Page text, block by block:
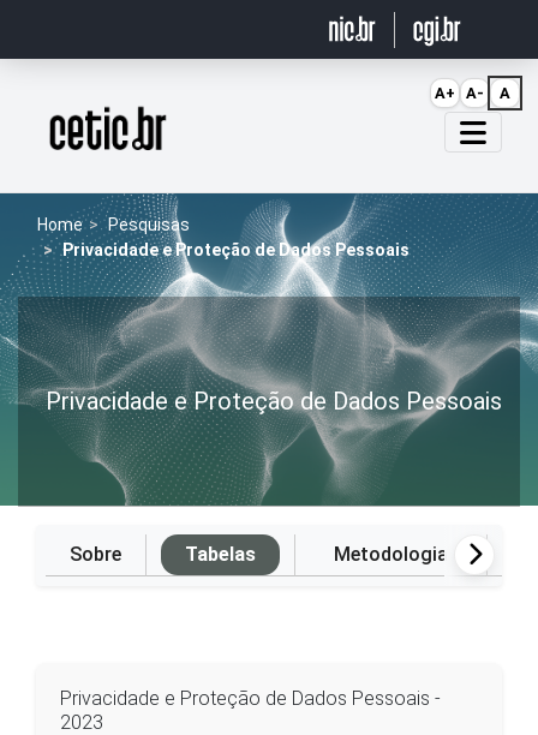
Página inicial
Home
Pesquisas
Privacidade e Proteção de Dados Pessoais
Privacidade e Proteção de Dados Pessoais
Sobre Tabelas Metodologia
Privacidade e Proteção de Dados Pessoais -
2023
A+ A- A